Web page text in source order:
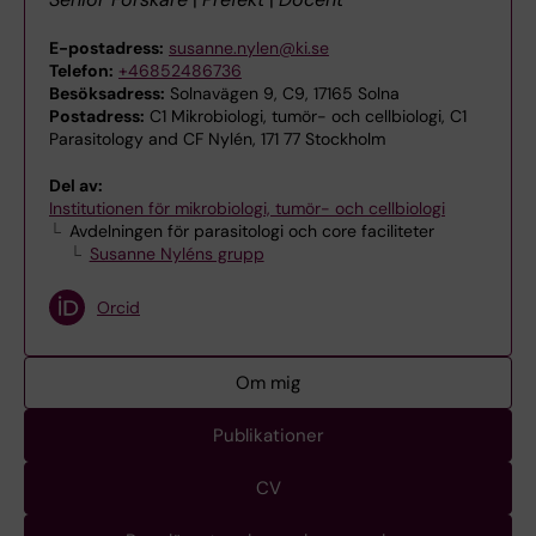
E-postadress: susanne.nylen@ki.se
Telefon: +46852486736
Besöksadress: Solnavägen 9, C9, 17165 Solna
Postadress: C1 Mikrobiologi, tumör- och cellbiologi, C1
Parasitology and CF Nylén, 171 77 Stockholm
Del av:
Institutionen för mikrobiologi, tumör- och cellbiologi
Avdelningen för parasitologi och core faciliteter
Susanne Nyléns grupp
Orcid
Om mig
Publikationer
CV